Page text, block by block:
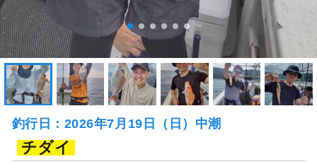
釣行日：2026年7月19日（日）中潮
チダイ